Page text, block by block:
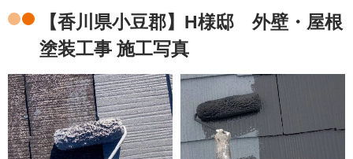
【香川県小豆郡】H様邸 外壁・屋根
塗装工事 施工写真